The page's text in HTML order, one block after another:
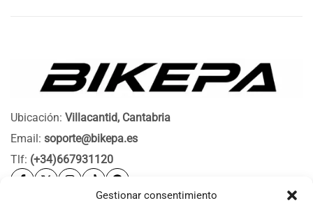
Gestionar consentimiento
Ubicación: Villacantid, Cantabria
Email: soporte@bikepa.es
Tlf: (+34)667931120